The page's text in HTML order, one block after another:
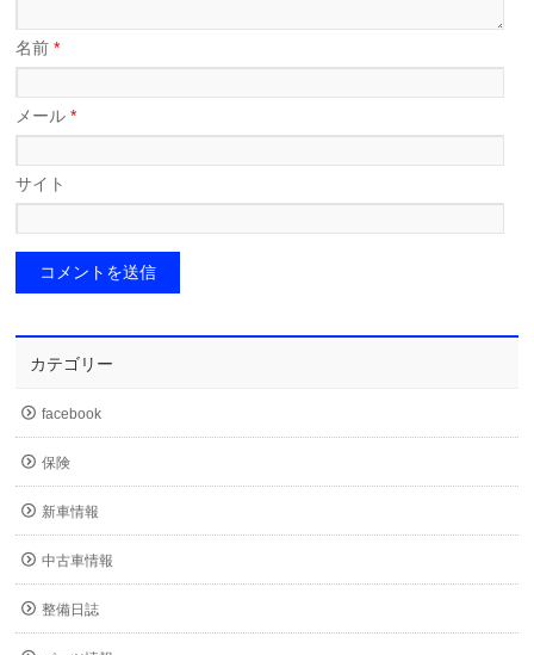
名前*
メール*
サイト
カテゴリー
facebook
保険
新車情報
中古車情報
整備日誌